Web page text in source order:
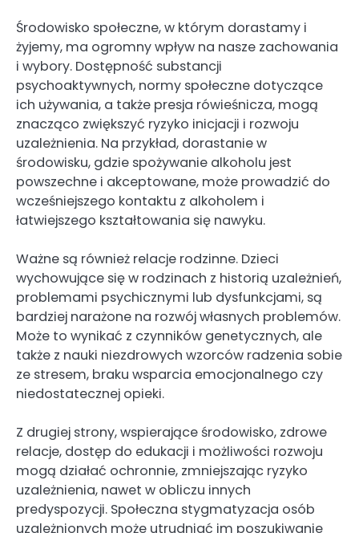
Środowisko społeczne, w którym dorastamy i
żyjemy, ma ogromny wpływ na nasze zachowania
i wybory. Dostępność substancji
psychoaktywnych, normy społeczne dotyczące
ich używania, a także presja rówieśnicza, mogą
znacząco zwiększyć ryzyko inicjacji i rozwoju
uzależnienia. Na przykład, dorastanie w
środowisku, gdzie spożywanie alkoholu jest
powszechne i akceptowane, może prowadzić do
wcześniejszego kontaktu z alkoholem i
łatwiejszego kształtowania się nawyku.
Ważne są również relacje rodzinne. Dzieci
wychowujące się w rodzinach z historią uzależnień,
problemami psychicznymi lub dysfunkcjami, są
bardziej narażone na rozwój własnych problemów.
Może to wynikać z czynników genetycznych, ale
także z nauki niezdrowych wzorców radzenia sobie
ze stresem, braku wsparcia emocjonalnego czy
niedostatecznej opieki.
Z drugiej strony, wspierające środowisko, zdrowe
relacje, dostęp do edukacji i możliwości rozwoju
mogą działać ochronnie, zmniejszając ryzyko
uzależnienia, nawet w obliczu innych
predyspozycji. Społeczna stygmatyzacja osób
uzależnionych może utrudniać im poszukiwanie